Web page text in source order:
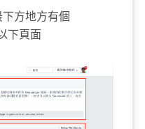
方地方有個
下頁面